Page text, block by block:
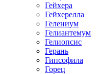
Гейхера
Гейхерелла
Гелениум
Гелиантемум
Гелиопсис
Герань
Гипсофила
Горец